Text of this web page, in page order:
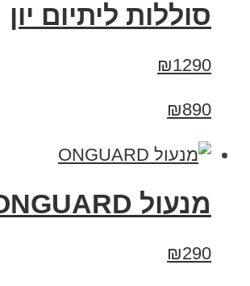
סוללות ליתיום יון
₪1290
₪890
מנעול ONGUARD
₪290